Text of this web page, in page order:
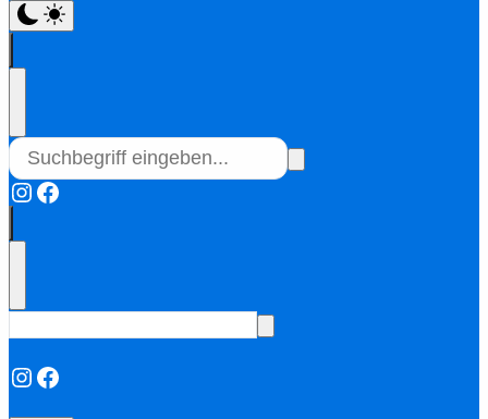
Instagram
Facebook
Instagram
Facebook